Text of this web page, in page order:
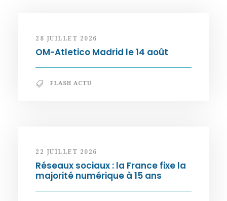
28 JUILLET 2026
OM-Atletico Madrid le 14 août
FLASH ACTU
22 JUILLET 2026
Réseaux sociaux : la France fixe la
majorité numérique à 15 ans